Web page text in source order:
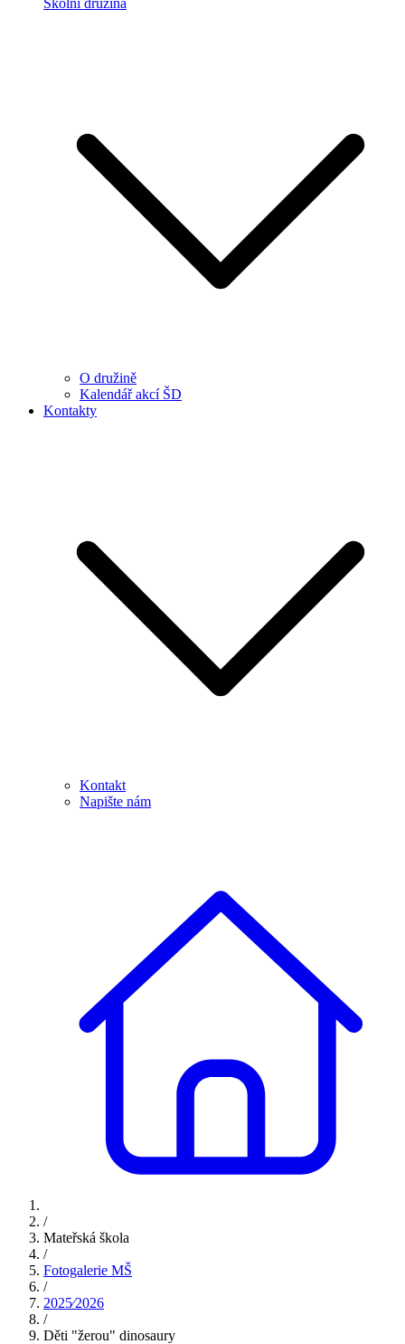
Školní družina
O družině
Kalendář akcí ŠD
Kontakty
Kontakt
Napište nám
/
Mateřská škola
/
Fotogalerie MŠ
/
2025⁄2026
/
Děti "žerou" dinosaury